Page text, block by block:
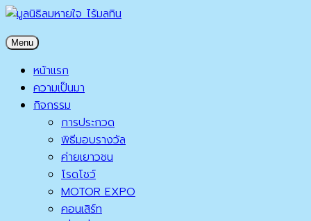
Skip
content
มูลนิธิลมหายใจ ไร้มลทิน
มูลนิธิลมหายใจ ไร้มลทิน
Menu
หน้าแรก
ความเป็นมา
กิจกรรม
การประกวด
พิธีมอบรางวัล
ค่ายเยาวชน
โรดโชว์
MOTOR EXPO
คอนเสิร์ท